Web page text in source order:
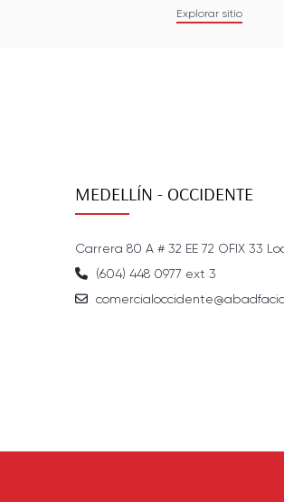
Explorar sitio
MEDELLÍN - OCCIDENTE
Carrera 80 A # 32 EE 72 OFIX 33
(604) 448 0977 ext 3